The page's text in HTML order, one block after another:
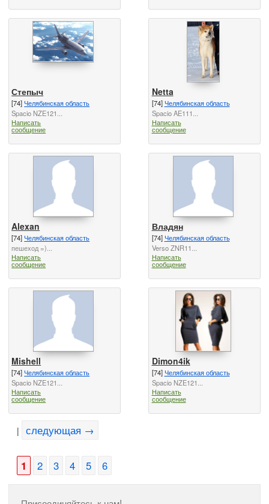
Степыч
[74]Челябинская область
Spacio NZE121...
Написать
сообщение
Netta
[74]Челябинская область
Spacio AE111...
Написать
сообщение
Alexan
[74]Челябинская область
пешеход =)...
Написать
сообщение
Владян
[74]Челябинская область
Verso ZNR11...
Написать
сообщение
Mishell
[74]Челябинская область
Spacio NZE121...
Написать
сообщение
Dimon4ik
[74]Челябинская область
Spacio NZE121...
Написать
сообщение
| следующая →
1 2 3 4 5 6